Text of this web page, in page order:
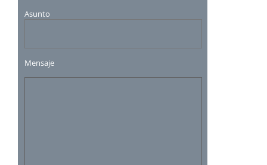
Asunto
Mensaje